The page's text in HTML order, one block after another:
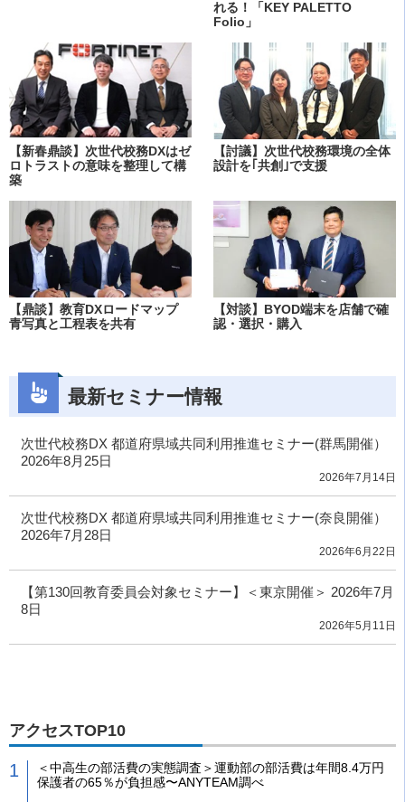
れる！「KEY PALETTO
Folio」
【新春鼎談】次世代校務DXはゼ
ロトラストの意味を整理して構
築
【討議】次世代校務環境の全体
設計を｢共創｣で支援
【鼎談】教育DXロードマップ
青写真と工程表を共有
【対談】BYOD端末を店舗で確
認・選択・購入
最新セミナー情報
次世代校務DX 都道府県域共同利用推進セミナー(群馬開催）
2026年8月25日
2026年7月14日
次世代校務DX 都道府県域共同利用推進セミナー(奈良開催）
2026年7月28日
2026年6月22日
【第130回教育委員会対象セミナー】＜東京開催＞ 2026年7月
8日
2026年5月11日
アクセスTOP10
＜中高生の部活費の実態調査＞運動部の部活費は年間8.4万円
保護者の65％が負担感〜ANYTEAM調べ